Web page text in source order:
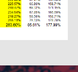
)です。バリ
らいすでに株
上昇余地はあ
のところ、利